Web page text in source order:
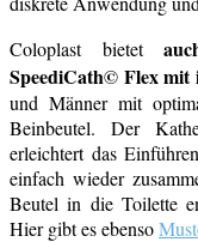
Coloplast bietet
SpeediCath© Flex mit
und Männer mit
Beinbeutel. Der
erleichtert das
einfach wieder
Beutel in die Toilette
Hier gibt es ebenso